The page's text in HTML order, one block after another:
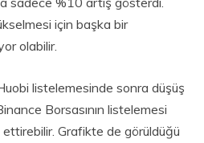
için başka bir
olabilir.
listelemesinde sonra düşüş
Borsasının listelemesi
Grafikte de görüldüğü